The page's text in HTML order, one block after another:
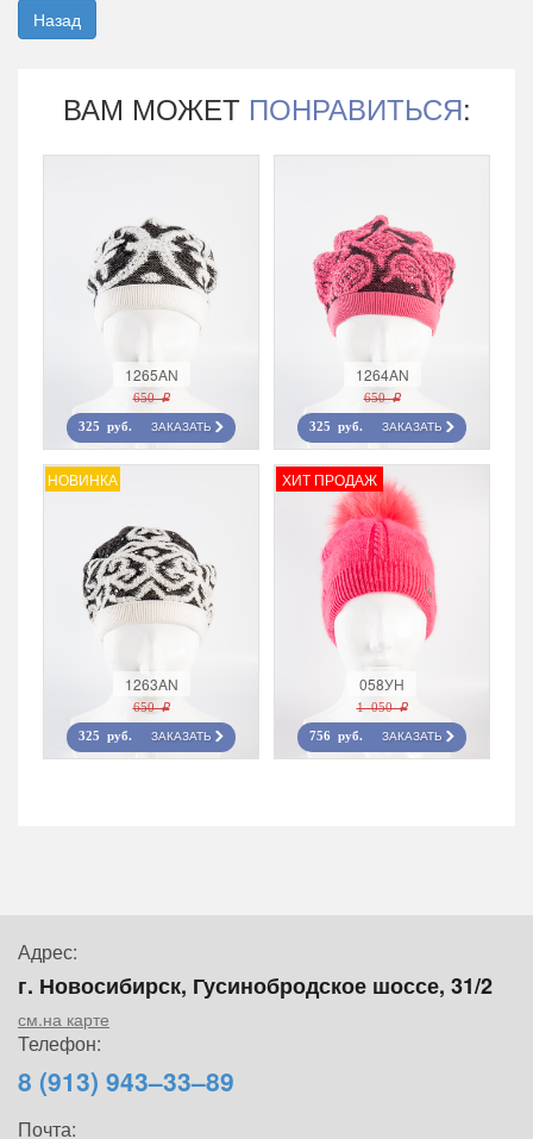
Назад
ВАМ МОЖЕТ ПОНРАВИТЬСЯ:
1265AN
650 r
325 руб. ЗАКАЗАТЬ
1264AN
650 r
325 руб. ЗАКАЗАТЬ
НОВИНКА
1263AN
650 r
325 руб. ЗАКАЗАТЬ
ХИТ ПРОДАЖ
058УН
1 050 r
756 руб. ЗАКАЗАТЬ
Адрес:
г. Новосибирск, Гусинобродское шоссе, 31/2
см.на карте
Телефон:
8 (913) 943–33–89
Почта: